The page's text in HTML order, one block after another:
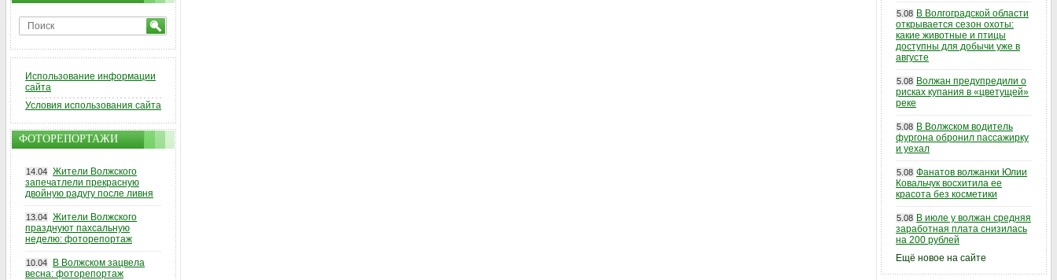
Использование информации
сайта
Условия использования сайта
ФОТОРЕПОРТАЖИ
14.04 Жители Волжского
запечатлели прекрасную
двойную радугу после ливня
13.04 Жители Волжского
празднуют пахсальную
неделю: фоторепортаж
10.04
В Волжском зацвела
весна: фоторепортаж
5.08 В Волгоградской области
открывается сезон охоты:
какие животные и птицы
доступны для добычи уже в
августе
5.08 Волжан предупредили о
рисках купания в «цветущей»
реке
5.08 В Волжском водитель
фургона обронил пассажирку
и уехал
5.08 Фанатов волжанки Юлии
Ковальчук восхитила ее
красота без косметики
5.08 В июле у волжан средняя
заработная плата снизилась
на 200 рублей
Ещё новое на сайте